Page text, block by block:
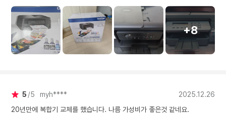
심할수있구요. 앞으로
없이 잘사용해볼껭ㆍ.
+8
5 5 myh****
2025.12.26
20년만에 복합기 교체를 했습니다. 나름 가성비가 좋은것 같네요.